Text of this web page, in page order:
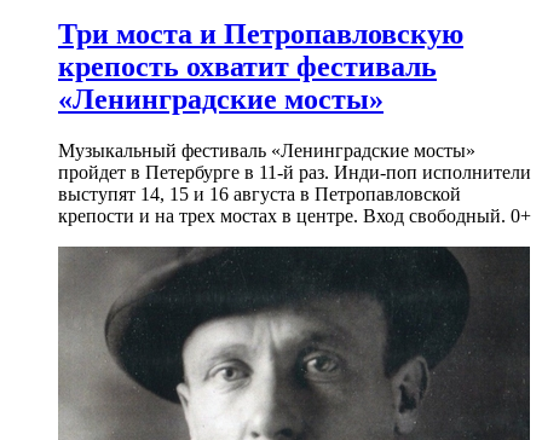
Три моста и Петропавловскую
крепость охватит фестиваль
«Ленинградские мосты»
Музыкальный фестиваль «Ленинградские мосты»
пройдет в Петербурге в 11-й раз. Инди-поп исполнители
выступят 14, 15 и 16 августа в Петропавловской
крепости и на трех мостах в центре. Вход свободный. 0+